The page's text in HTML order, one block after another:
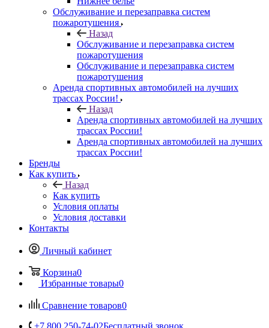
Обслуживание и перезаправка систем
пожаротушения
Назад
Обслуживание и перезаправка систем
пожаротушения
Обслуживание и перезаправка систем
пожаротушения
Аренда спортивных автомобилей на лучших
трассах России!
Назад
Аренда спортивных автомобилей на лучших
трассах России!
Аренда спортивных автомобилей на лучших
трассах России!
Бренды
Как купить
Назад
Как купить
Условия оплаты
Условия доставки
Контакты
Личный кабинет
Корзина0
Избранные товары0
Сравнение товаров0
+7 800 250-74-02Бесплатный звонок